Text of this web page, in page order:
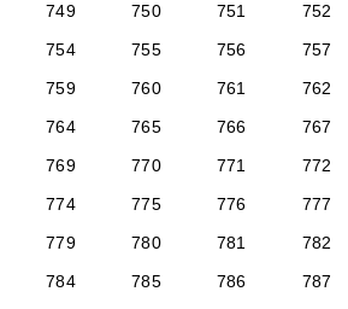
749
750 751 752
754
755 756 757
759
760 761 762
764
765 766 767
769
770 771 772
774
775 776 777
779
780 781 782
784
785 786 787